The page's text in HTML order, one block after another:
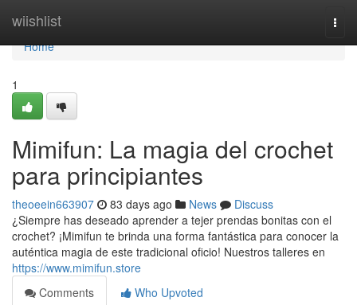
wiishlist
Home
Home
1
Mimifun: La magia del crochet
para principiantes
theoeein663907 83 days ago News
Discuss
¿Siempre has deseado aprender a tejer prendas bonitas con el
crochet? ¡Mimifun te brinda una forma fantástica para conocer la
auténtica magia de este tradicional oficio! Nuestros talleres en
https://www.mimifun.store
Comments
Who Upvoted